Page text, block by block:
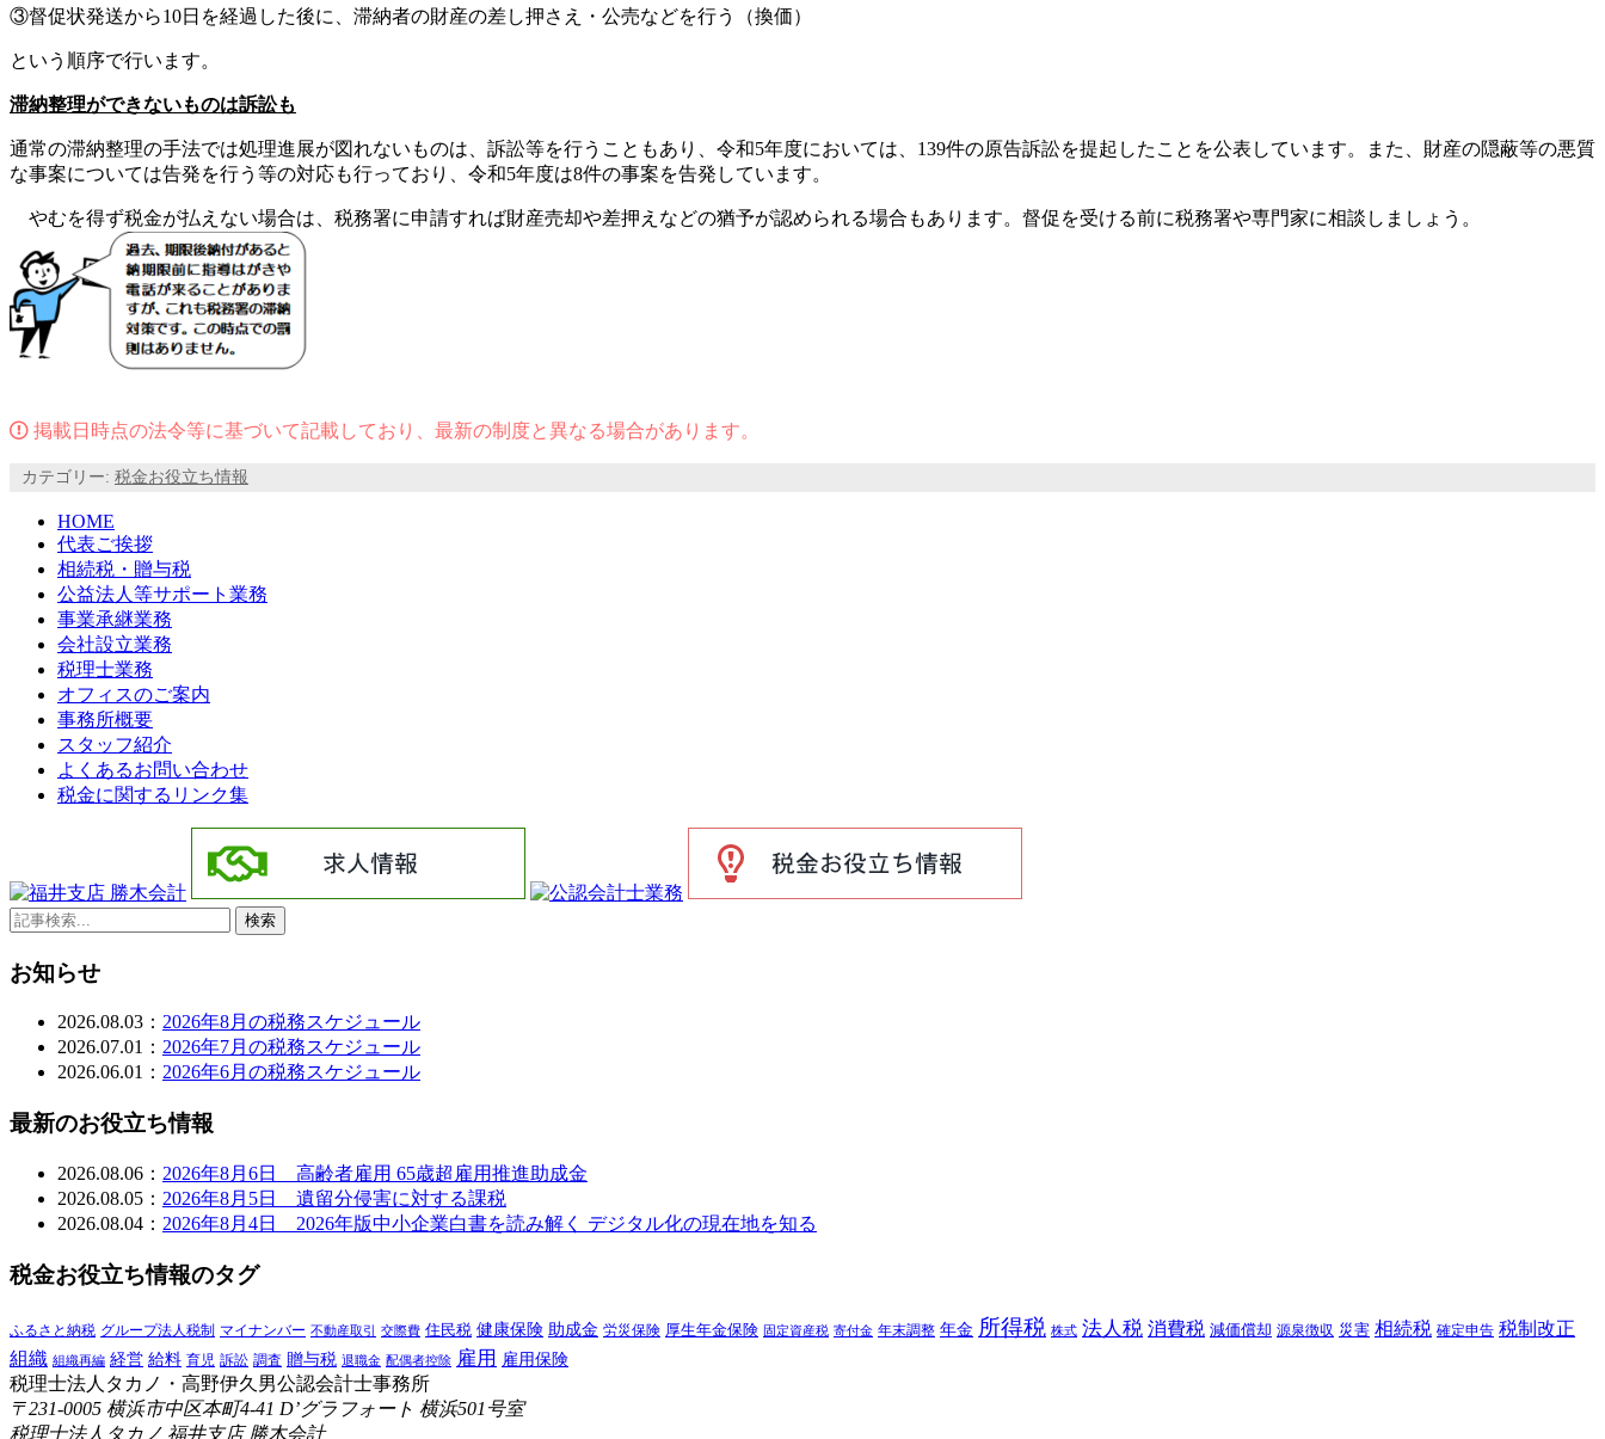
③督促状発送から10日を経過した後に、滞納者の財産の差し押さえ・公売などを行う（換価）
という順序で行います。
滞納整理ができないものは訴訟も
通常の滞納整理の手法では処理進展が図れないものは、訴訟等を行うこともあり、令和5年度においては、139件の原告訴訟を提起したことを公表しています。また、財産の隠蔽等の悪質
な事案については告発を行う等の対応も行っており、令和5年度は8件の事案を告発しています。
やむを得ず税金が払えない場合は、税務署に申請すれば財産売却や差押えなどの猶予が認められる場合もあります。督促を受ける前に税務署や専門家に相談しましょう。
掲載日時点の法令等に基づいて記載しており、最新の制度と異なる場合があります。
カテゴリー: 税金お役立ち情報
HOME
代表ご挨拶
相続税・贈与税
公益法人等サポート業務
事業承継業務
会社設立業務
税理士業務
オフィスのご案内
事務所概要
スタッフ紹介
よくあるお問い合わせ
税金に関するリンク集
検索
お知らせ
2026.08.03： 2026年8月の税務スケジュール
2026.07.01： 2026年7月の税務スケジュール
2026.06.01： 2026年6月の税務スケジュール
最新のお役立ち情報
2026.08.06： 2026年8月6日 高齢者雇用 65歳超雇用推進助成金
2026.08.05： 2026年8月5日 遺留分侵害に対する課税
2026.08.04： 2026年8月4日 2026年版中小企業白書を読み解く デジタル化の現在地を知る
税金お役立ち情報のタグ
ふるさと納税 グループ法人税制 マイナンバー 不動産取引 交際費 住民税 健康保険 助成金 労災保険 厚生年金保険 固定資産税 寄付金 年末調整 年金 所得税 株式 法人税 消費税 減価償却 源泉徴収 災害 相続税 確定申告 税制改正
組織 組織再編 経営 給料 育児 訴訟 調査 贈与税 退職金 配偶者控除 雇用 雇用保険
税理士法人タカノ・高野伊久男公認会計士事務所
〒231-0005 横浜市中区本町4-41 D’グラフォート 横浜501号室
税理士法人タカノ 福井支店 勝木会計